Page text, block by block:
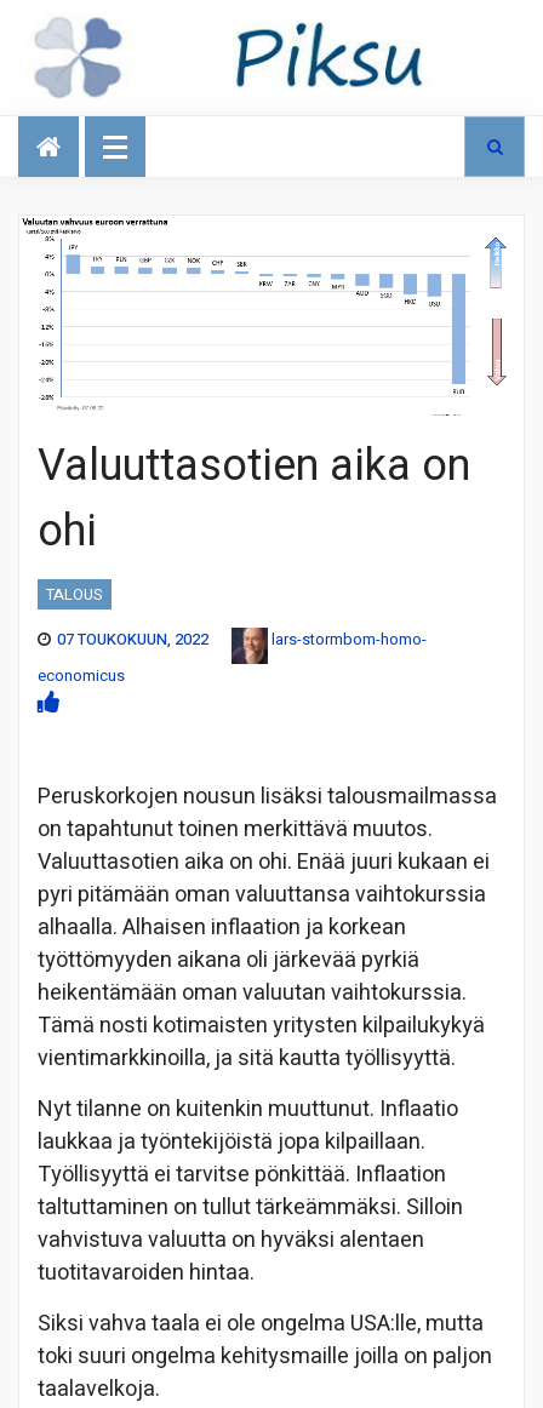
Talous
Valuuttasotien aika on
ohi
TALOUS
07 TOUKOKUUN, 2022
lars-stormbom-homo-
economicus
Peruskorkojen nousun lisäksi talousmailmassa
on tapahtunut toinen merkittävä muutos.
Valuuttasotien aika on ohi. Enää juuri kukaan ei
pyri pitämään oman valuuttansa vaihtokurssia
alhaalla. Alhaisen inflaation ja korkean
työttömyyden aikana oli järkevää pyrkiä
heikentämään oman valuutan vaihtokurssia.
Tämä nosti kotimaisten yritysten kilpailukykyä
vientimarkkinoilla, ja sitä kautta työllisyyttä.
Nyt tilanne on kuitenkin muuttunut. Inflaatio
laukkaa ja työntekijöistä jopa kilpaillaan.
Työllisyyttä ei tarvitse pönkittää. Inflaation
taltuttaminen on tullut tärkeämmäksi. Silloin
vahvistuva valuutta on hyväksi alentaen
tuotitavaroiden hintaa.
Siksi vahva taala ei ole ongelma USA:lle, mutta
toki suuri ongelma kehitysmaille joilla on paljon
taalavelkoja.